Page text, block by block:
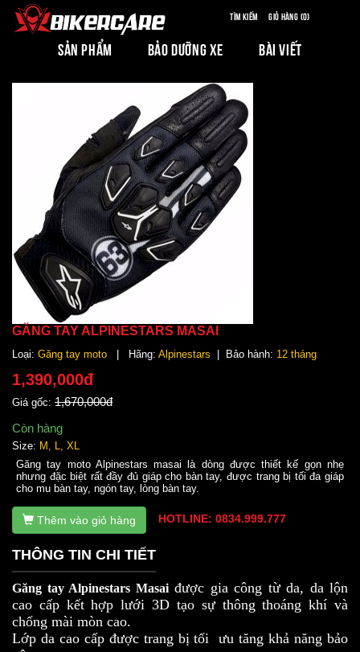
Tìm kiếm Giỏ hàng (0)
SẢN PHẨM BẢO DƯỠNG XE BÀI VIẾT
GĂNG TAY ALPINESTARS MASAI
Loại: Găng tay moto | Hãng: Alpinestars | Bảo hành: 12 tháng
1,390,000đ
Giá gốc: 1,670,000đ
Còn hàng
Size: M, L, XL
Găng tay moto Alpinestars masai là dòng được thiết kế gọn nhẹ
nhưng đặc biệt rất đầy đủ giáp cho bàn tay, được trang bị tối đa giáp
cho mu bàn tay, ngón tay, lòng bàn tay.
Thêm vào giỏ hàng HOTLINE: 0834.999.777
THÔNG TIN CHI TIẾT
Găng tay Alpinestars Masaiđược gia công từ da, da lộn
cao cấp kết hợp lưới 3D tạo sự thông thoáng khí và
chống mài mòn cao.
Lớp da cao cấp được trang bị tối ưu tăng khả năng bảo